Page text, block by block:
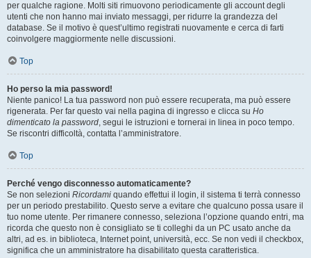
per qualche ragione. Molti siti rimuovono periodicamente gli account degli
utenti che non hanno mai inviato messaggi, per ridurre la grandezza del
database. Se il motivo è quest’ultimo registrati nuovamente e cerca di farti
coinvolgere maggiormente nelle discussioni.
Top
Ho perso la mia password!
Niente panico! La tua password non può essere recuperata, ma può essere
rigenerata. Per far questo vai nella pagina di ingresso e clicca su Ho
dimenticato la password, segui le istruzioni e tornerai in linea in poco tempo.
Se riscontri difficoltà, contatta l’amministratore.
Top
Perché vengo disconnesso automaticamente?
Se non selezioni Ricordami quando effettui il login, il sistema ti terrà connesso
per un periodo prestabilito. Questo serve a evitare che qualcuno possa usare il
tuo nome utente. Per rimanere connesso, seleziona l’opzione quando entri, ma
ricorda che questo non è consigliato se ti colleghi da un PC usato anche da
altri, ad es. in biblioteca, Internet point, università, ecc. Se non vedi il checkbox,
significa che un amministratore ha disabilitato questa caratteristica.